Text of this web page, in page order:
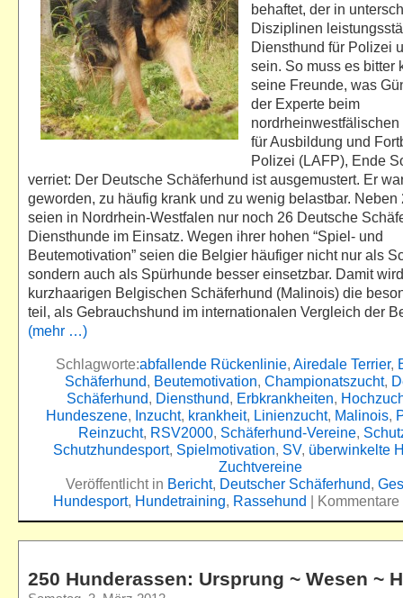
behaftet, der in
Disziplinen
Diensthund für Polizei
sein. So muss es bitter
seine Freunde, was
der Experte beim
für Ausbildung und
Polizei (LAFP), Ende
verriet: Der Deutsche Schäferhund ist ausgemustert. Er
geworden, zu häufig krank und zu wenig belastbar. Neben
seien in Nordrhein-Westfalen nur noch 26 Deutsche
Diensthunde im Einsatz. Wegen ihrer hohen “Spiel- und
Beutemotivation” seien die Belgier häufiger nicht nur als
sondern auch als Spürhunde besser einsetzbar. Damit
kurzhaarigen Belgischen Schäferhund (Malinois) die
teil, als Gebrauchshund im internationalen Vergleich der
(mehr …)
Schlagworte:abfallende Rückenlinie, Airedale Terrier,
Schäferhund, Beutemotivation, Championatszucht,
Schäferhund, Diensthund, Erbkrankheiten,
Hundeszene, Inzucht, krankheit, Linienzucht, Malinois,
Reinzucht, RSV2000, Schäferhund-Vereine,
Schutzhundesport, Spielmotivation, SV, überwinkelte
Zuchtvereine
Veröffentlicht in Bericht, Deutscher Schäferhund,
Hundesport, Hundetraining, Rassehund |
250 Hunderassen: Ursprung ~ Wesen ~